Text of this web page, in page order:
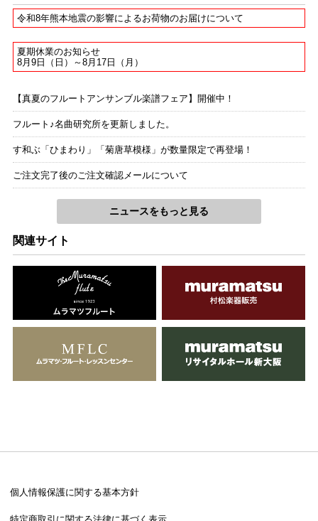
令和8年熊本地震の影響によるお荷物のお届けについて
夏期休業のお知らせ
8月9日（日）～8月17日（月）
【真夏のフルートアンサンブル楽譜フェア】開催中！
フルート♪名曲研究所を更新しました。
す和ぶ「ひまわり」「菊唐草模様」が数量限定で再登場！
ご注文完了後のご注文確認メールについて
ニュースをもっと見る
関連サイト
個人情報保護に関する基本方針
特定商取引に関する法律に基づく表示